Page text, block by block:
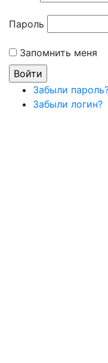
Пароль
Запомнить меня
Забыли
Забыли логин?